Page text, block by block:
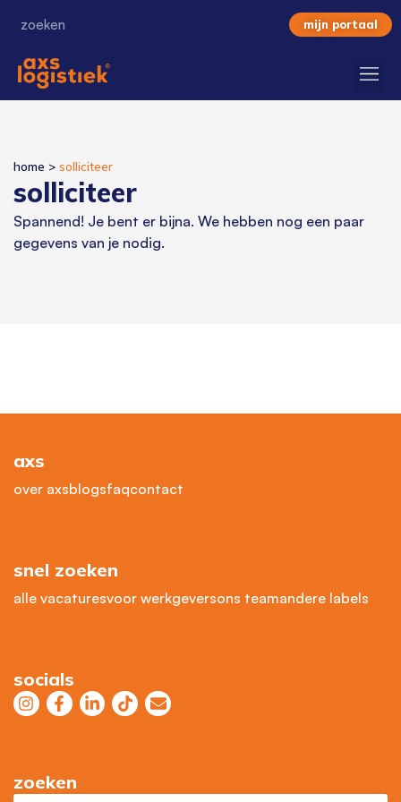
mijn portaal
home > solliciteer
solliciteer
Spannend! Je bent er bijna. We hebben nog een paar
gegevens van je nodig.
axs
over axsblogsfaqcontact
snel zoeken
alle vacaturesvoor werkgeversons teamandere labels
socials
zoeken